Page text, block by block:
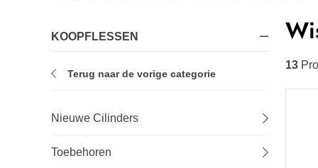
KOOPFLESSEN
Terug naar de vorige categorie
Nieuwe Cilinders
Toebehoren
13